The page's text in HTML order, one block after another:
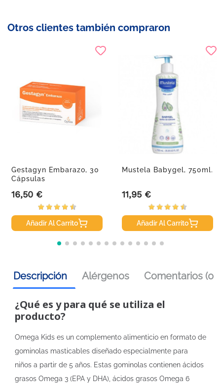
Otros clientes también compraron
Gestagyn Embarazo, 30
Cápsulas
Precio
16,50 €
Añadir Al Carrito
Mustela Babygel, 750ml.
Precio
11,95 €
Añadir Al Carrito
Descripción Alérgenos Comentarios (0)
¿Qué es y para qué se utiliza el
producto?
Omega Kids es un complemento alimenticio en formato de
gominolas masticables diseñado especialmente para
niños a partir de 5 años. Estas gominolas contienen ácidos
grasos Omega 3 (EPA y DHA), ácidos grasos Omega 6